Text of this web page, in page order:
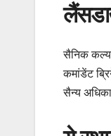
सैनिक
कमांडेंट
सैन्य